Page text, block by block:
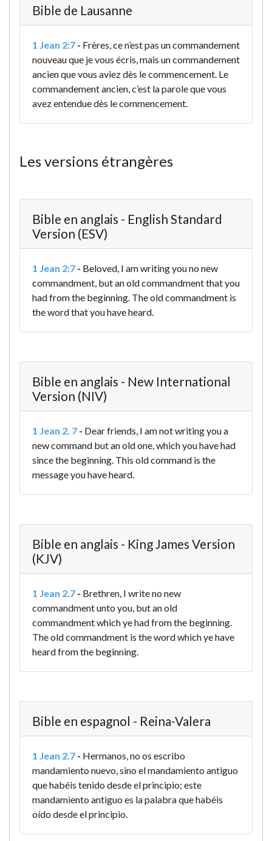
Bible de Lausanne
1 Jean 2:7 - Frères, ce n’est pas un commandement
nouveau que je vous écris, mais un commandement
ancien que vous aviez dès le commencement. Le
commandement ancien, c’est la parole que vous
avez entendue dès le commencement.
Les versions étrangères
Bible en anglais - English Standard
Version (ESV)
1 Jean 2:7 - Beloved, I am writing you no new
commandment, but an old commandment that you
had from the beginning. The old commandment is
the word that you have heard.
Bible en anglais - New International
Version (NIV)
1 Jean 2. 7 - Dear friends, I am not writing you a
new command but an old one, which you have had
since the beginning. This old command is the
message you have heard.
Bible en anglais - King James Version
(KJV)
1 Jean 2.7 - Brethren, I write no new
commandment unto you, but an old
commandment which ye had from the beginning.
The old commandment is the word which ye have
heard from the beginning.
Bible en espagnol - Reina-Valera
1 Jean 2.7 - Hermanos, no os escribo
mandamiento nuevo, sino el mandamiento antiguo
que habéis tenido desde el principio; este
mandamiento antiguo es la palabra que habéis
oído desde el principio.